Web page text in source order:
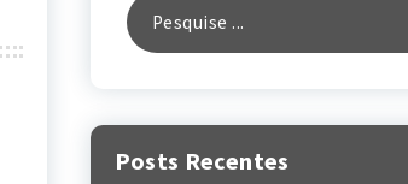
Posts Recentes